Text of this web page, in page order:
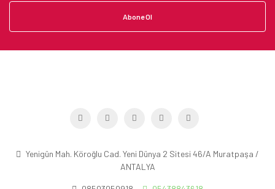
Abone Ol
Yenigün Mah. Köroğlu Cad. Yeni Dünya 2 Sitesi 46/A Muratpaşa /
ANTALYA